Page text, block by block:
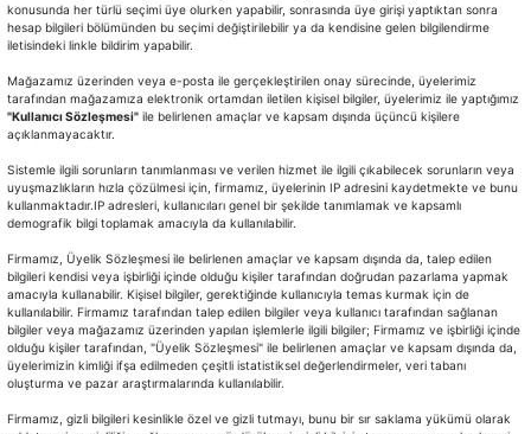
konusunda her türlü seçimi üye olurken yapabilir, sonrasında üye girişi yaptıktan sonra
hesap bilgileri bölümünden bu seçimi değiştirilebilir ya da kendisine gelen bilgilendirme
iletisindeki linkle bildirim yapabilir.
Mağazamız üzerinden veya e-posta ile gerçekleştirilen onay sürecinde, üyelerimiz
tarafından mağazamıza elektronik ortamdan iletilen kişisel bilgiler, üyelerimiz ile yaptığımız
"Kullanıcı Sözleşmesi" ile belirlenen amaçlar ve kapsam dışında üçüncü kişilere
açıklanmayacaktır.
Sistemle ilgili sorunların tanımlanması ve verilen hizmet ile ilgili çıkabilecek sorunların veya
uyuşmazlıkların hızla çözülmesi için, firmamız, üyelerinin IP adresini kaydetmekte ve bunu
kullanmaktadır.IP adresleri, kullanıcıları genel bir şekilde tanımlamak ve kapsamlı
demografik bilgi toplamak amacıyla da kullanılabilir.
Firmamız, Üyelik Sözleşmesi ile belirlenen amaçlar ve kapsam dışında da, talep edilen
bilgileri kendisi veya işbirliği içinde olduğu kişiler tarafından doğrudan pazarlama yapmak
amacıyla kullanabilir. Kişisel bilgiler, gerektiğinde kullanıcıyla temas kurmak için de
kullanılabilir. Firmamız tarafından talep edilen bilgiler veya kullanıcı tarafından sağlanan
bilgiler veya mağazamız üzerinden yapılan işlemlerle ilgili bilgiler; Firmamız ve işbirliği içinde
olduğu kişiler tarafından, "Üyelik Sözleşmesi" ile belirlenen amaçlar ve kapsam dışında da,
üyelerimizin kimliği ifşa edilmeden çeşitli istatistiksel değerlendirmeler, veri tabanı
oluşturma ve pazar araştırmalarında kullanılabilir.
Firmamız, gizli bilgileri kesinlikle özel ve gizli tutmayı, bunu bir sır saklama yükümü olarak